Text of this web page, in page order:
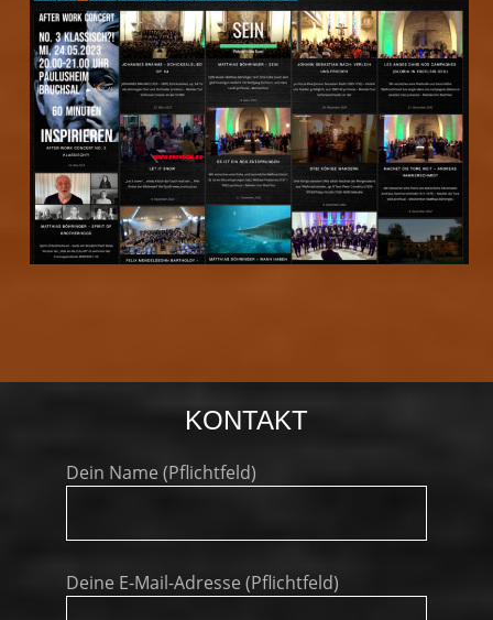
KONTAKT
Dein Name (Pflichtfeld)
lasse
Deine E-Mail-Adresse (Pflichtfeld)